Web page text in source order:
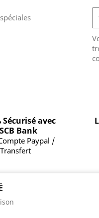
avec
Bank
Paypal /